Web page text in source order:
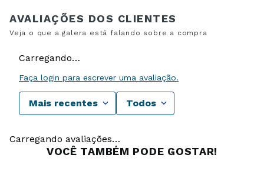
Carregando…
Faça login para escrever uma avaliação.
Mais recentes Todos
Carregando avaliações…
VOCÊ TAMBÉM PODE GOSTAR!